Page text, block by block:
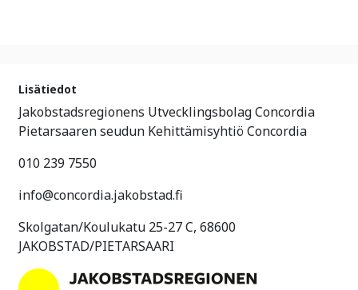
Lisätiedot
Jakobstadsregionens Utvecklingsbolag Concordia
Pietarsaaren seudun Kehittämisyhtiö Concordia
010 239 7550
info@concordia.jakobstad.fi
Skolgatan/Koulukatu 25-27 C, 68600
JAKOBSTAD/PIETARSAARI